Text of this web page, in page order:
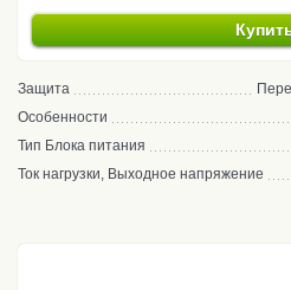
Защита
Особенности
Тип Блока питания
Ток нагрузки, Выходное напряжение